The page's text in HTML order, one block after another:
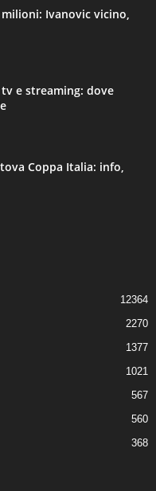
Ivanovic vicino,
e streaming: dove
Coppa Italia: info,
12364
2270
1377
1021
567
560
368